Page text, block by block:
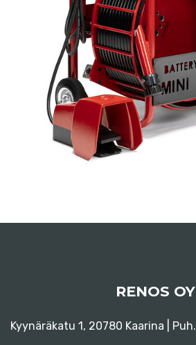
RENOS OY
Kyynäräkatu 1, 20780 Kaarina | Puh.